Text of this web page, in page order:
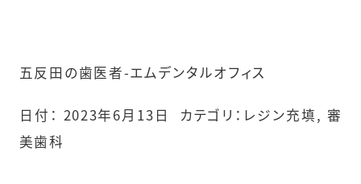
五反田の歯医者-エムデンタルオフィス
日付： 2023年6月13日 カテゴリ： レジン充填, 審
美歯科